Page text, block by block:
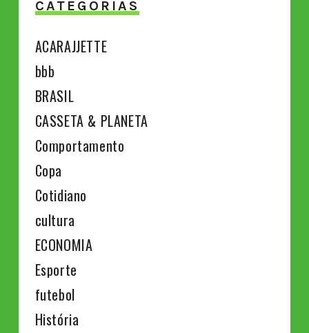
CATEGORIAS
ACARAJJETTE
bbb
BRASIL
CASSETA & PLANETA
Comportamento
Copa
Cotidiano
cultura
ECONOMIA
Esporte
futebol
História